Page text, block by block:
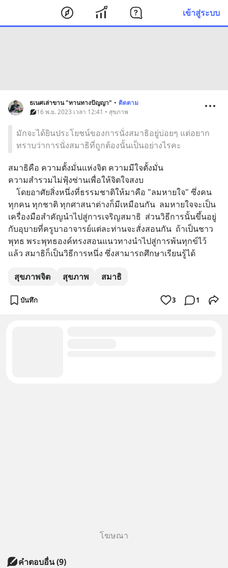
เข้าสู่ระบบ
ธเนศเล่าขาน "ทานทางปัญญา" • ติดตาม
16 พ.ย. 2023 เวลา 12:41 • สุขภาพ
มักจะได้ยินประโยชน์ของการนั่งสมาธิอยู่บ่อยๆ แต่อยาก
ทราบว่าการนั่งสมาธิที่ถูกต้องนั้นเป็นอย่างไรคะ
สมาธิคือ ความตั้งมั่นแห่งจิต ความมีใจตั้งมั่น
ความสำรวมไม่ฟุ้งซ่านเพื่อให้จิตใจสงบ
โดยอาศัยสิ่งหนึ่งที่ธรรมชาติให้มาคือ "ลมหายใจ" ซึ่งคน
ทุกคน ทุกชาติ ทุกศาสนาต่างก็มีเหมือนกัน  ลมหายใจจะเป็น
เครื่องมือสำคัญนำไปสู่การเจริญสมาธิ  ส่วนวิธีการนั้นขึ้นอยู่
กับอุบายที่ครูบาอาจารย์แต่ละท่านจะสั่งสอนกัน  ถ้าเป็นชาว
พุทธ พระพุทธองค์ทรงสอนแนวทางนำไปสู่การพ้นทุกข์ไว้
แล้ว สมาธิก็เป็นวิธีการหนึ่ง ซึ่งสามารถศึกษาเรียนรู้ได้
สุขภาพจิต สุขภาพ สมาธิ
บันทึก 3 1
โฆษณา
คำตอบอื่น(9)